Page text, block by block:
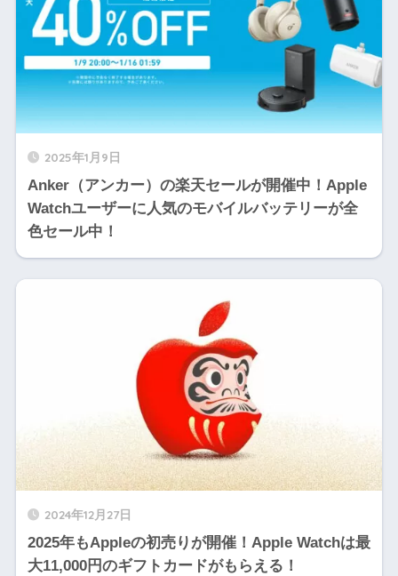
2025年1月9日
Anker（アンカー）の楽天セールが開催中！Apple
Watchユーザーに人気のモバイルバッテリーが全
色セール中！
2024年12月27日
2025年もAppleの初売りが開催！Apple Watchは最
大11,000円のギフトカードがもらえる！